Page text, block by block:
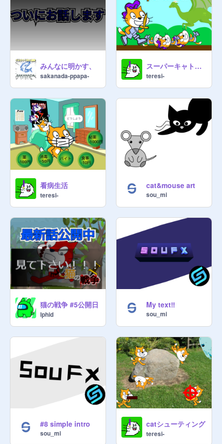
みんなに明かす、
sakanada-ppapa-
スーパーキャトラン super cat ran
teresi-
看病生活
teresi-
cat&mouse art
sou_mi
猫の戦争 #5公開日
lphid
My text‼︎
sou_mi
#8 simple intro
sou_mi
catシューティング
teresi-